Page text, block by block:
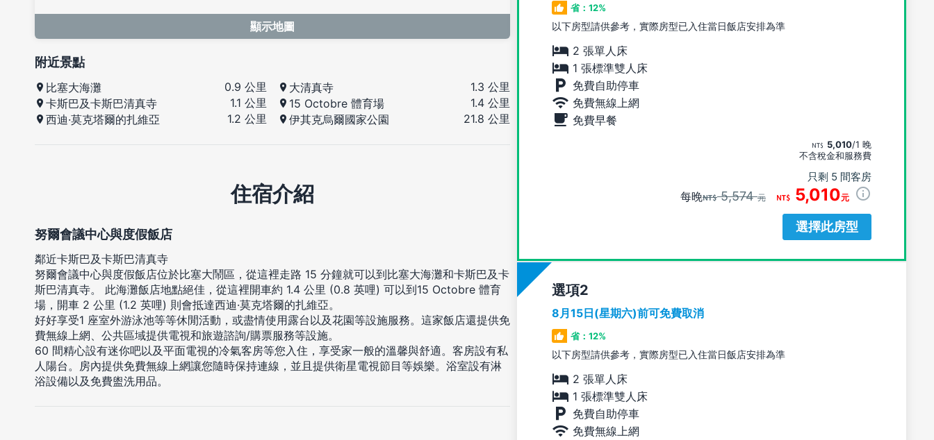
省：12%
以下房型請供參考，實際房型已入住當日飯店安排為準
2 張單人床
1 張標準雙人床
免費自助停車
免費無線上網
免費早餐
5,010/1 晚
不含稅金和服務費
只剩 5 間客房
每晚 5,574元 5,010元
選擇此房型
選項
8月15日(星期六)前可免費取消
省：12%
以下房型請供參考，實際房型已入住當日飯店安排為準
2 張單人床
1 張標準雙人床
免費自助停車
免費無線上網
顯示地圖
附近景點
比塞大海灘
0.9 公里
卡斯巴及卡斯巴清真寺
1.1 公里
西迪·莫克塔爾的扎維亞
1.2 公里
大清真寺
1.3 公里
15 Octobre 體育場
1.4 公里
伊其克烏爾國家公園
21.8 公里
住宿介紹
努爾會議中心與度假飯店
鄰近卡斯巴及卡斯巴清真寺
努爾會議中心與度假飯店位於比塞大鬧區，從這裡走路 15 分鐘就可以到比塞大海灘和卡斯巴及卡
斯巴清真寺。 此海灘飯店地點絕佳，從這裡開車約 1.4 公里 (0.8 英哩) 可以到15 Octobre 體育
場，開車 2 公里 (1.2 英哩) 則會抵達西迪·莫克塔爾的扎維亞。
好好享受1 座室外游泳池等等休閒活動，或盡情使用露台以及花園等設施服務。這家飯店還提供免
費無線上網、公共區域提供電視和旅遊諮詢/購票服務等設施。
60 間精心設有迷你吧以及平面電視的冷氣客房等您入住，享受家一般的溫馨與舒適。客房設有私
人陽台。房內提供免費無線上網讓您隨時保持連線，並且提供衛星電視節目等娛樂。浴室設有淋
浴設備以及免費盥洗用品。